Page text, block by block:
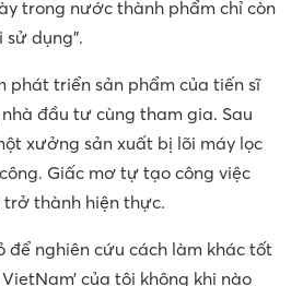
trong nước thành phẩm chỉ còn
dụng”.
phát triển sản phẩm của tiến sĩ
đầu tư cùng tham gia. Sau
xưởng sản xuất bị lõi máy lọc
Giấc mơ tự tạo công việc
thành hiện thực.
để nghiên cứu cách làm khác tốt
của tôi không khi nào